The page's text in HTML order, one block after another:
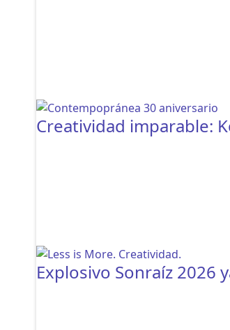
Creatividad imparable:
Explosivo Sonraíz 2026